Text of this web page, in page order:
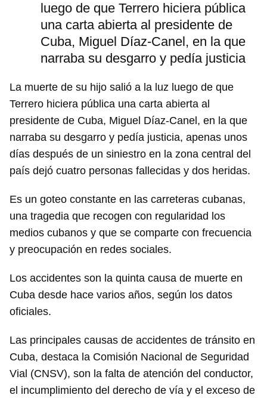
luego de que Terrero hiciera pública
una carta abierta al presidente de
Cuba, Miguel Díaz-Canel, en la que
narraba su desgarro y pedía justicia
La muerte de su hijo salió a la luz luego de que
Terrero hiciera pública una carta abierta al
presidente de Cuba, Miguel Díaz-Canel, en la que
narraba su desgarro y pedía justicia, apenas unos
días después de un siniestro en la zona central del
país dejó cuatro personas fallecidas y dos heridas.
Es un goteo constante en las carreteras cubanas,
una tragedia que recogen con regularidad los
medios cubanos y que se comparte con frecuencia
y preocupación en redes sociales.
Los accidentes son la quinta causa de muerte en
Cuba desde hace varios años, según los datos
oficiales.
Las principales causas de accidentes de tránsito en
Cuba, destaca la Comisión Nacional de Seguridad
Vial (CNSV), son la falta de atención del conductor,
el incumplimiento del derecho de vía y el exceso de